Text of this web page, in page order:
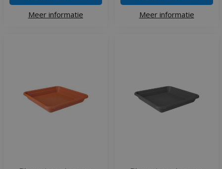
Meer informatie Meer informatie